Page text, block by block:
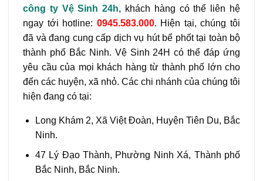
công ty Vệ Sinh 24h, khách hàng có thể liên hệ
ngay tới hotline: 0945.583.000. Hiện tại, chúng tôi
đã và đang cung cấp dịch vụ hút bể phốt tại toàn bộ
thành phố Bắc Ninh. Vệ Sinh 24H có thể đáp ứng
yêu cầu của mọi khách hàng từ thành phố lớn cho
đến các huyện, xã nhỏ. Các chi nhánh của chúng tôi
hiện đang có tại:
Long Khám 2, Xã Việt Đoàn, Huyện Tiên Du, Bắc
Ninh.
47 Lý Đạo Thành, Phường Ninh Xá, Thành phố
Bắc Ninh, Bắc Ninh.